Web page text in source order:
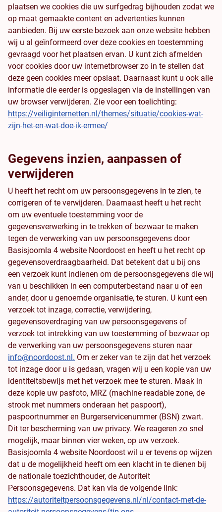
plaatsen we cookies die uw surfgedrag bijhouden zodat we
op maat gemaakte content en advertenties kunnen
aanbieden. Bij uw eerste bezoek aan onze website hebben
wij u al geïnformeerd over deze cookies en toestemming
gevraagd voor het plaatsen ervan. U kunt zich afmelden
voor cookies door uw internetbrowser zo in te stellen dat
deze geen cookies meer opslaat. Daarnaast kunt u ook alle
informatie die eerder is opgeslagen via de instellingen van
uw browser verwijderen. Zie voor een toelichting:
https://veiliginternetten.nl/themes/situatie/cookies-wat-
zijn-het-en-wat-doe-ik-ermee/
Gegevens inzien, aanpassen of
verwijderen
U heeft het recht om uw persoonsgegevens in te zien, te
corrigeren of te verwijderen. Daarnaast heeft u het recht
om uw eventuele toestemming voor de
gegevensverwerking in te trekken of bezwaar te maken
tegen de verwerking van uw persoonsgegevens door
Basisjoomla 4 website Noordoost en heeft u het recht op
gegevensoverdraagbaarheid. Dat betekent dat u bij ons
een verzoek kunt indienen om de persoonsgegevens die wij
van u beschikken in een computerbestand naar u of een
ander, door u genoemde organisatie, te sturen. U kunt een
verzoek tot inzage, correctie, verwijdering,
gegevensoverdraging van uw persoonsgegevens of
verzoek tot intrekking van uw toestemming of bezwaar op
de verwerking van uw persoonsgegevens sturen naar
info@noordoost.nl. Om er zeker van te zijn dat het verzoek
tot inzage door u is gedaan, vragen wij u een kopie van uw
identiteitsbewijs met het verzoek mee te sturen. Maak in
deze kopie uw pasfoto, MRZ (machine readable zone, de
strook met nummers onderaan het paspoort),
paspoortnummer en Burgerservicenummer (BSN) zwart.
Dit ter bescherming van uw privacy. We reageren zo snel
mogelijk, maar binnen vier weken, op uw verzoek.
Basisjoomla 4 website Noordoost wil u er tevens op wijzen
dat u de mogelijkheid heeft om een klacht in te dienen bij
de nationale toezichthouder, de Autoriteit
Persoonsgegevens. Dat kan via de volgende link:
https://autoriteitpersoonsgegevens.nl/nl/contact-met-de-